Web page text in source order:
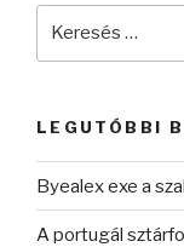
LEGUTÓBBI
Byealex exe a
A portugál